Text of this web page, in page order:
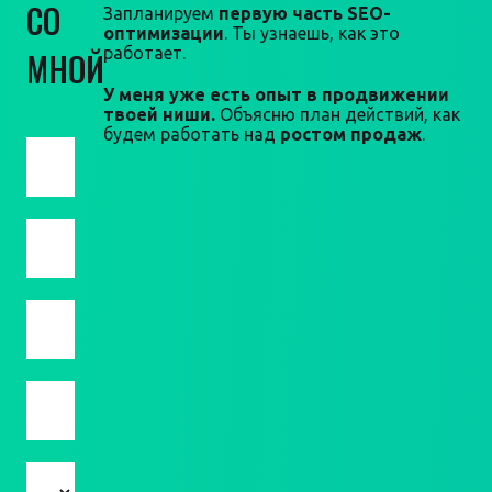
СО
МНОЙ
Запланируем первую часть SEO-
оптимизации. Ты узнаешь, как это
работает.
У меня уже есть опыт в продвижении
твоей ниши. Объясню план действий, как
будем работать над ростом продаж.